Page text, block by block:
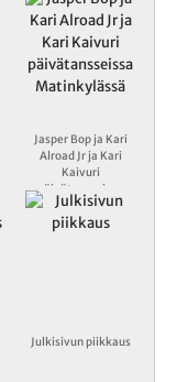
Jasper Bop ja Kari
Alroad Jr ja Kari
Kaivuri
päivätansseissa
Matinkylässä
Julkisivun piikkaus